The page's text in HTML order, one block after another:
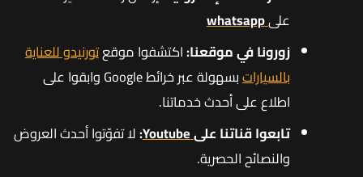
علىwhatsapp
زورونا في موقعنا:اكتشفوا موقعتورنيدو للعناية
بالسيارات
بسهولة عبر خرائط Google وابقوا على
اطلاع على أحدث خدماتنا.
تابعوا قناتنا علىYoutube
:لا تفوّتوا أحدث العروض
والنصائح الحصرية.